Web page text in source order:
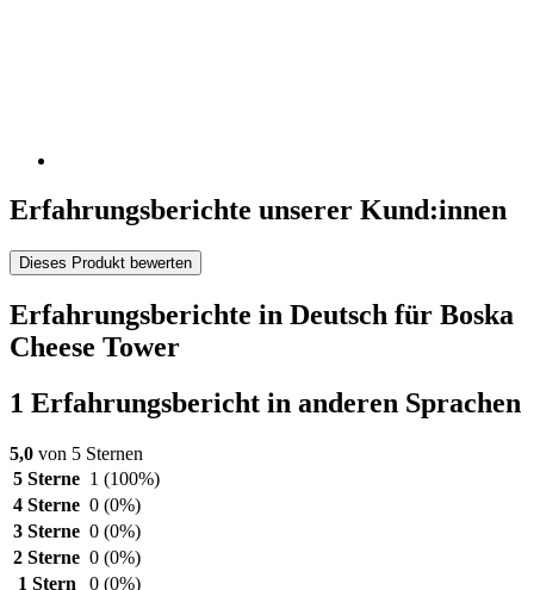
Erfahrungsberichte unserer Kund:innen
Dieses Produkt bewerten
Erfahrungsberichte in Deutsch für Boska
Cheese Tower
1 Erfahrungsbericht in anderen Sprachen
5,0 von 5 Sternen
5 Sterne 1 (100%)
4 Sterne 0 (0%)
3 Sterne 0 (0%)
2 Sterne 0 (0%)
1 Stern
0 (0%)